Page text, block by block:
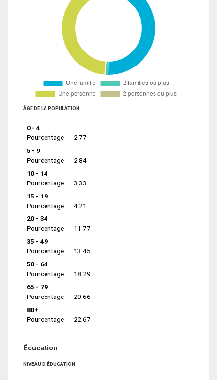
ÂGE DE LA POPULATION
0 - 4
Pourcentage
2.77
5 - 9
Pourcentage
2.84
10 - 14
Pourcentage
3.33
15 - 19
Pourcentage
4.21
20 - 34
Pourcentage
11.77
35 - 49
Pourcentage
13.45
50 - 64
Pourcentage
18.29
65 - 79
Pourcentage
20.66
80+
Pourcentage
22.67
Éducation
NIVEAU D'ÉDUCATION